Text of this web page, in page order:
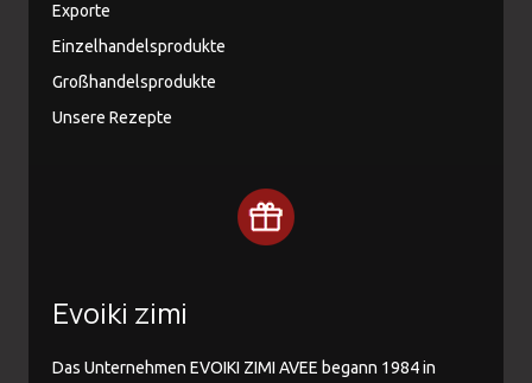
Exporte
Einzelhandelsprodukte
Großhandelsprodukte
Unsere Rezepte
Evoiki zimi
Das Unternehmen EVOIKI ZIMI AVEE begann 1984 in